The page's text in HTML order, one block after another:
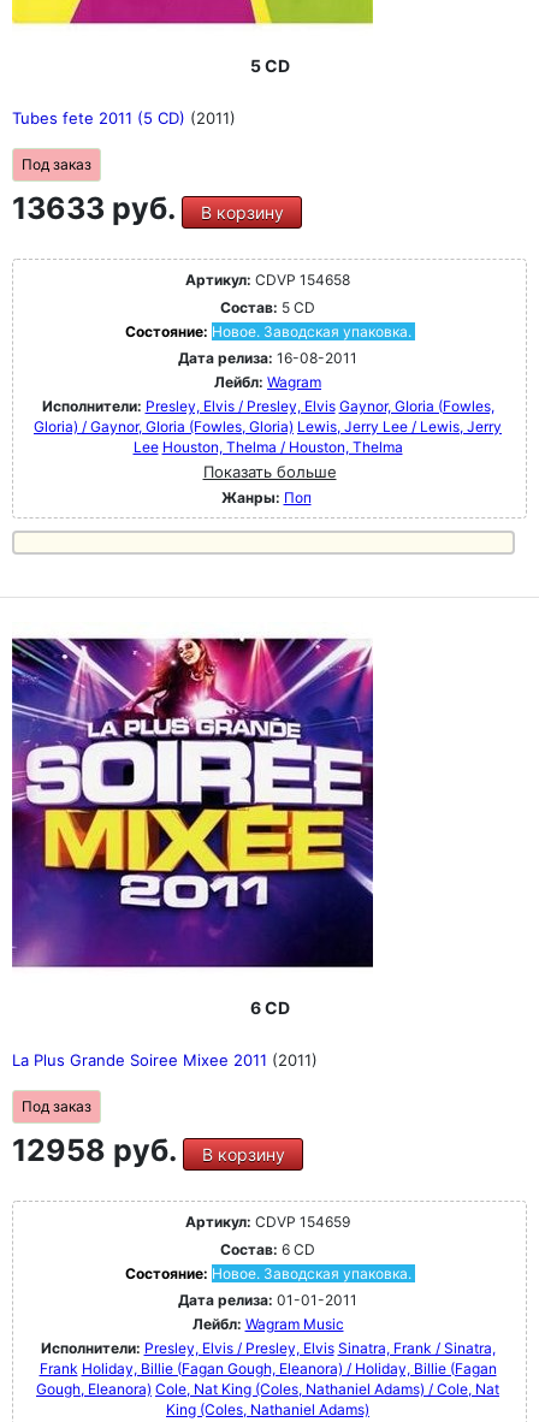
5 CD
Tubes fete 2011 (5 CD) (2011)
Под заказ
13633 руб. В корзину
Артикул: CDVP 154658
Состав: 5 CD
Состояние: Новое. Заводская упаковка.
Дата релиза: 16-08-2011
Лейбл: Wagram
Исполнители: Presley, Elvis / Presley, Elvis Gaynor, GIoria (Fowles,
Gloria) / Gaynor, GIoria (Fowles, Gloria) Lewis, Jerry Lee / Lewis, Jerry
Lee Houston, Thelma / Houston, Thelma
Показать больше
Жанры: Поп
6 CD
La Plus Grande Soiree Mixee 2011 (2011)
Под заказ
12958 руб. В корзину
Артикул: CDVP 154659
Состав: 6 CD
Состояние: Новое. Заводская упаковка.
Дата релиза: 01-01-2011
Лейбл: Wagram Music
Исполнители: Presley, Elvis / Presley, Elvis Sinatra, Frank / Sinatra,
Frank Holiday, Billie (Fagan Gough, Eleanora) / Holiday, Billie (Fagan
Gough, Eleanora) Cole, Nat King (Coles, Nathaniel Adams) / Cole, Nat
King (Coles, Nathaniel Adams)